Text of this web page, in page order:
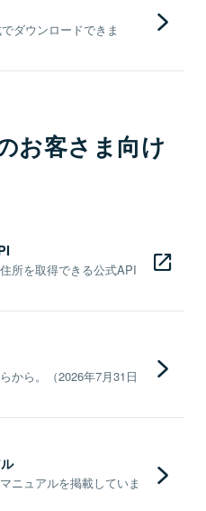
ダウンロードできま
お客さま向け
所を取得できる公式API
から。（2026年7月31日
ニュアルを掲載していま